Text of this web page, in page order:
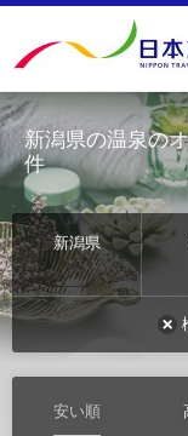
新潟県の温泉の
件
新潟県
安い順